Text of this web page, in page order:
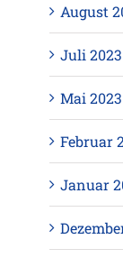
August
Juli 2023
Mai 2023
Februar
Januar